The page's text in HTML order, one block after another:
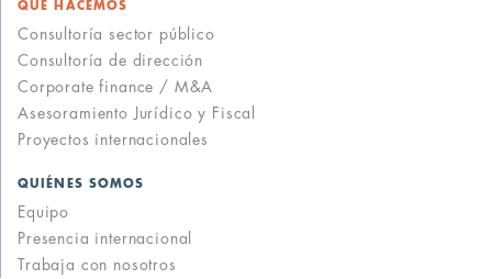
QUÉ HACEMOS
Consultoría sector público
Consultoría de dirección
Corporate finance / M&A
Asesoramiento Jurídico y Fiscal
Proyectos internacionales
QUIÉNES SOMOS
Equipo
Presencia internacional
Trabaja con nosotros